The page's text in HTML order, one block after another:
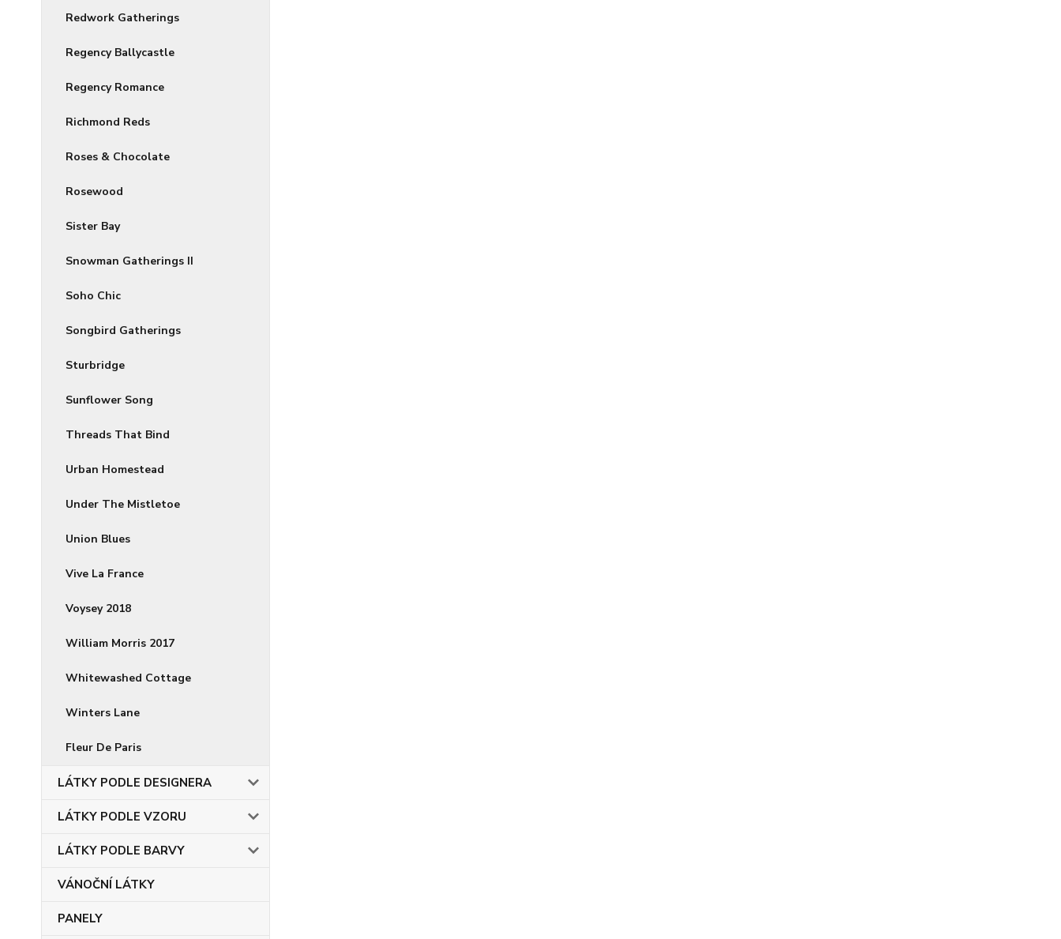
Redwork Gatherings
Regency Ballycastle
Regency Romance
Richmond Reds
Roses & Chocolate
Rosewood
Sister Bay
Snowman Gatherings II
Soho Chic
Songbird Gatherings
Sturbridge
Sunflower Song
Threads That Bind
Urban Homestead
Under The Mistletoe
Union Blues
Vive La France
Voysey 2018
William Morris 2017
Whitewashed Cottage
Winters Lane
Fleur De Paris
LÁTKY PODLE DESIGNERA
LÁTKY PODLE VZORU
LÁTKY PODLE BARVY
VÁNOČNÍ LÁTKY
PANELY